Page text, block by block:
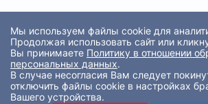
Мы используем файлы cookie для
Продолжая использовать сайт или
Вы принимаете Политику в отношении
персональных данных.
В случае несогласия Вам следует
отключить файлы cookie в настройках
Вашего устройства.